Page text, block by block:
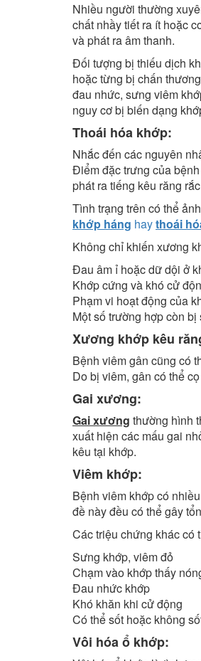
Nhiều người thường
chất nhầy tiết ra ít hoặc
và phát ra âm thanh.
Đối tượng bị thiếu dịch
hoặc từng bị chấn
đau nhức, sưng viêm
nguy cơ bị biến dạng
Thoái hóa khớp:
Nhắc đến các nguyên
Điểm đặc trưng của
phát ra tiếng kêu răng
Tình trạng trên có thể
khớp háng haythoái
Không chỉ khiến xương
Đau âm ỉ hoặc dữ dội ở
Khớp cứng và khó cử
Phạm vi hoạt động của
Một số trường hợp còn
Xương khớp kêu
Bệnh viêm gân cũng có
Do bị viêm, gân có thể
Gai xương:
Gai xương thường hình
xuất hiện các mấu gai
kêu tại khớp.
Viêm khớp:
Bệnh viêm khớp có
đề này đều có thể gây
Các triệu chứng khác có
Sưng khớp, viêm đỏ
Chạm vào khớp thấy
Đau nhức khớp
Khó khăn khi cử động
Có thể sốt hoặc không
Vôi hóa ổ khớp: